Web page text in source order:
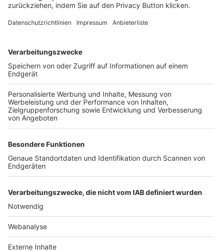
FOLGE DEM BFV
TOP-VEREINE
TOP-PARTNER
Nutzungsbedingungen Datenschutz Impressum